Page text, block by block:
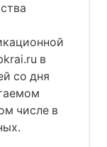
в
со дня
числе в